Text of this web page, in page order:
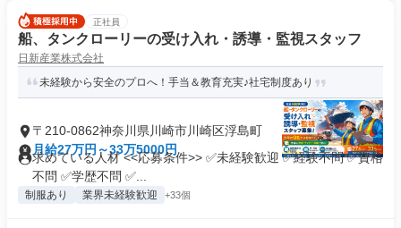
正社員
船、タンクローリーの受け入れ・誘導・監視スタッフ
日新産業株式会社
未経験から安全のプロへ！手当＆教育充実♪社宅制度あり
〒210-0862神奈川県川崎市川崎区浮島町
月給27万円～33万5000円
求めている人材 <<応募条件>> ✅未経験歓迎 ✅経験不問 ✅資格
不問 ✅学歴不問 ✅...
制服あり 業界未経験歓迎 +33個